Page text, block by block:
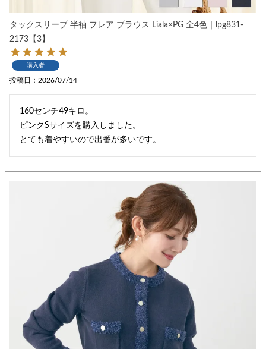
タックスリーブ 半袖 フレア ブラウス Liala×PG 全4色｜lpg831-
2173【3】
購入者
投稿日 2026/07/14
160センチ49キロ。
ピンクSサイズを購入しました。
とても着やすいので出番が多いです。